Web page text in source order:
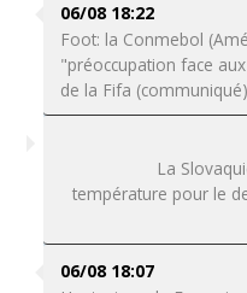
06/08 18:22
Foot: la Conmebol
"préoccupation face
de la Fifa (communiqué)
La
température pour le
06/08 18:07